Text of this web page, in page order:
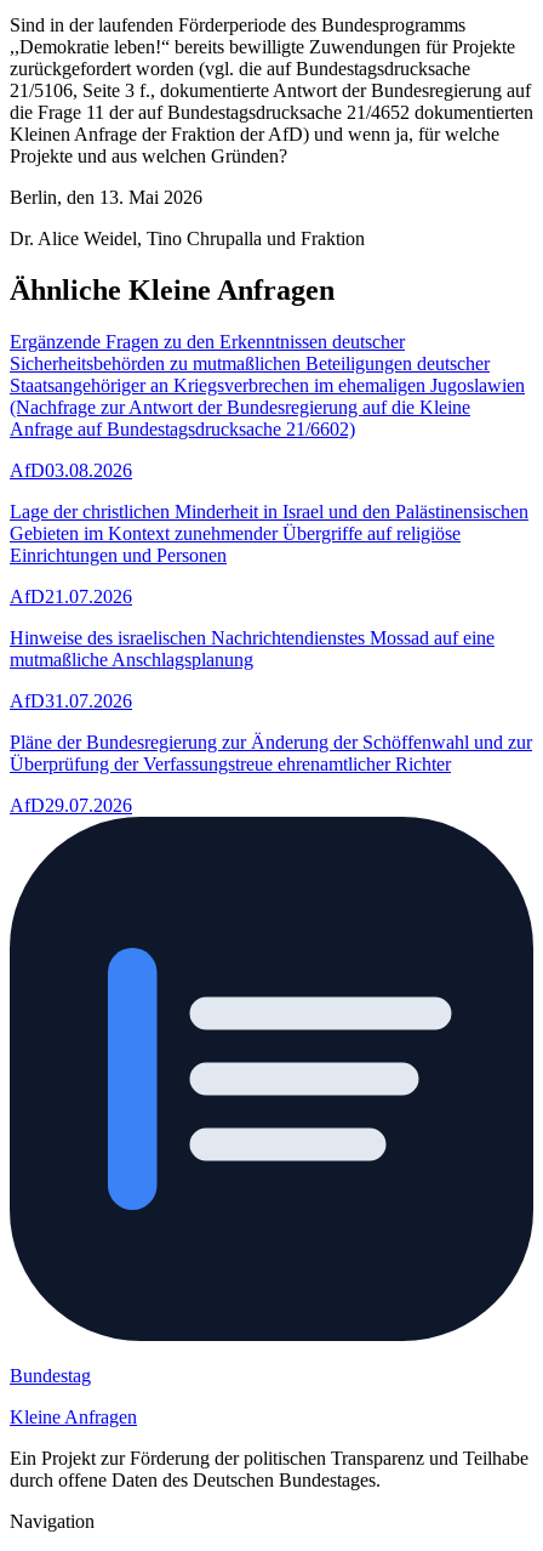
Sind in der laufenden Förderperiode des Bundesprogramms
,,Demokratie leben!“ bereits bewilligte Zuwendungen für Projekte
zurückgefordert worden (vgl. die auf Bundestagsdrucksache
21/5106, Seite 3 f., dokumentierte Antwort der Bundesregierung auf
die Frage 11 der auf Bundestagsdrucksache 21/4652 dokumentierten
Kleinen Anfrage der Fraktion der AfD) und wenn ja, für welche
Projekte und aus welchen Gründen?
Berlin, den 13. Mai 2026
Dr. Alice Weidel, Tino Chrupalla und Fraktion
Ähnliche Kleine Anfragen
Ergänzende Fragen zu den Erkenntnissen deutscher
Sicherheitsbehörden zu mutmaßlichen Beteiligungen deutscher
Staatsangehöriger an Kriegsverbrechen im ehemaligen Jugoslawien
(Nachfrage zur Antwort der Bundesregierung auf die Kleine
Anfrage auf Bundestagsdrucksache 21/6602)
AfD03.08.2026
Lage der christlichen Minderheit in Israel und den Palästinensischen
Gebieten im Kontext zunehmender Übergriffe auf religiöse
Einrichtungen und Personen
AfD21.07.2026
Hinweise des israelischen Nachrichtendienstes Mossad auf eine
mutmaßliche Anschlagsplanung
AfD31.07.2026
Pläne der Bundesregierung zur Änderung der Schöffenwahl und zur
Überprüfung der Verfassungstreue ehrenamtlicher Richter
AfD29.07.2026
Bundestag
Kleine Anfragen
Ein Projekt zur Förderung der politischen Transparenz und Teilhabe
durch offene Daten des Deutschen Bundestages.
Navigation